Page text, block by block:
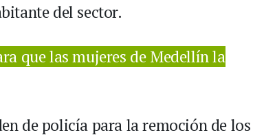
del sector.
que las mujeres de Medellín la
de policía para la remoción de los